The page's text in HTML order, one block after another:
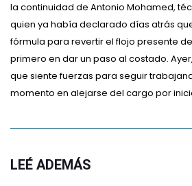
la continuidad de Antonio Mohamed,
quien ya había declarado días atrás
fórmula para revertir el flojo presente
primero en dar un paso al costado.
que siente fuerzas para seguir
momento en alejarse del cargo por
LEÉ ADEMÁS